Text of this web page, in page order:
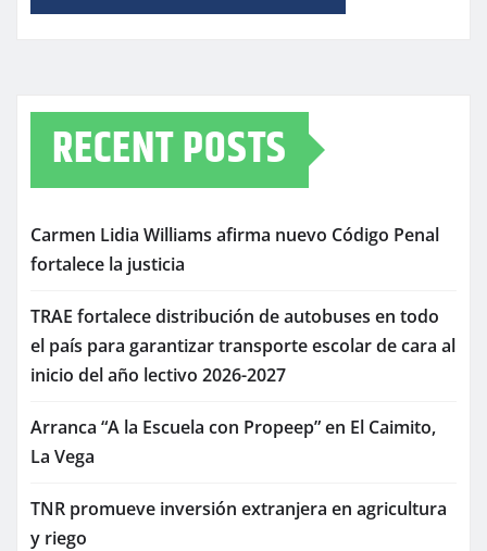
RECENT POSTS
Carmen Lidia Williams afirma nuevo Código Penal
fortalece la justicia
TRAE fortalece distribución de autobuses en todo
el país para garantizar transporte escolar de cara al
inicio del año lectivo 2026-2027
Arranca “A la Escuela con Propeep” en El Caimito,
La Vega
TNR promueve inversión extranjera en agricultura
y riego